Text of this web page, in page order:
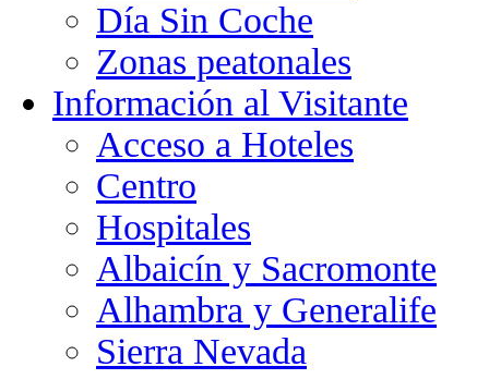
Día Sin Coche
Zonas peatonales
Información al Visitante
Acceso a Hoteles
Centro
Hospitales
Albaicín y Sacromonte
Alhambra y Generalife
Sierra Nevada